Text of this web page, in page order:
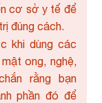
cơ sở y tế để
đúng cách.
khi dùng các
ong, nghệ,
rằng bạn
phần đó để